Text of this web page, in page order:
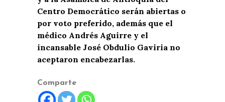
Centro Democrático serán abiertas o
por voto preferido, además que el
médico Andrés Aguirre y el
incansable José Obdulio Gaviria no
aceptaron encabezarlas.
Comparte